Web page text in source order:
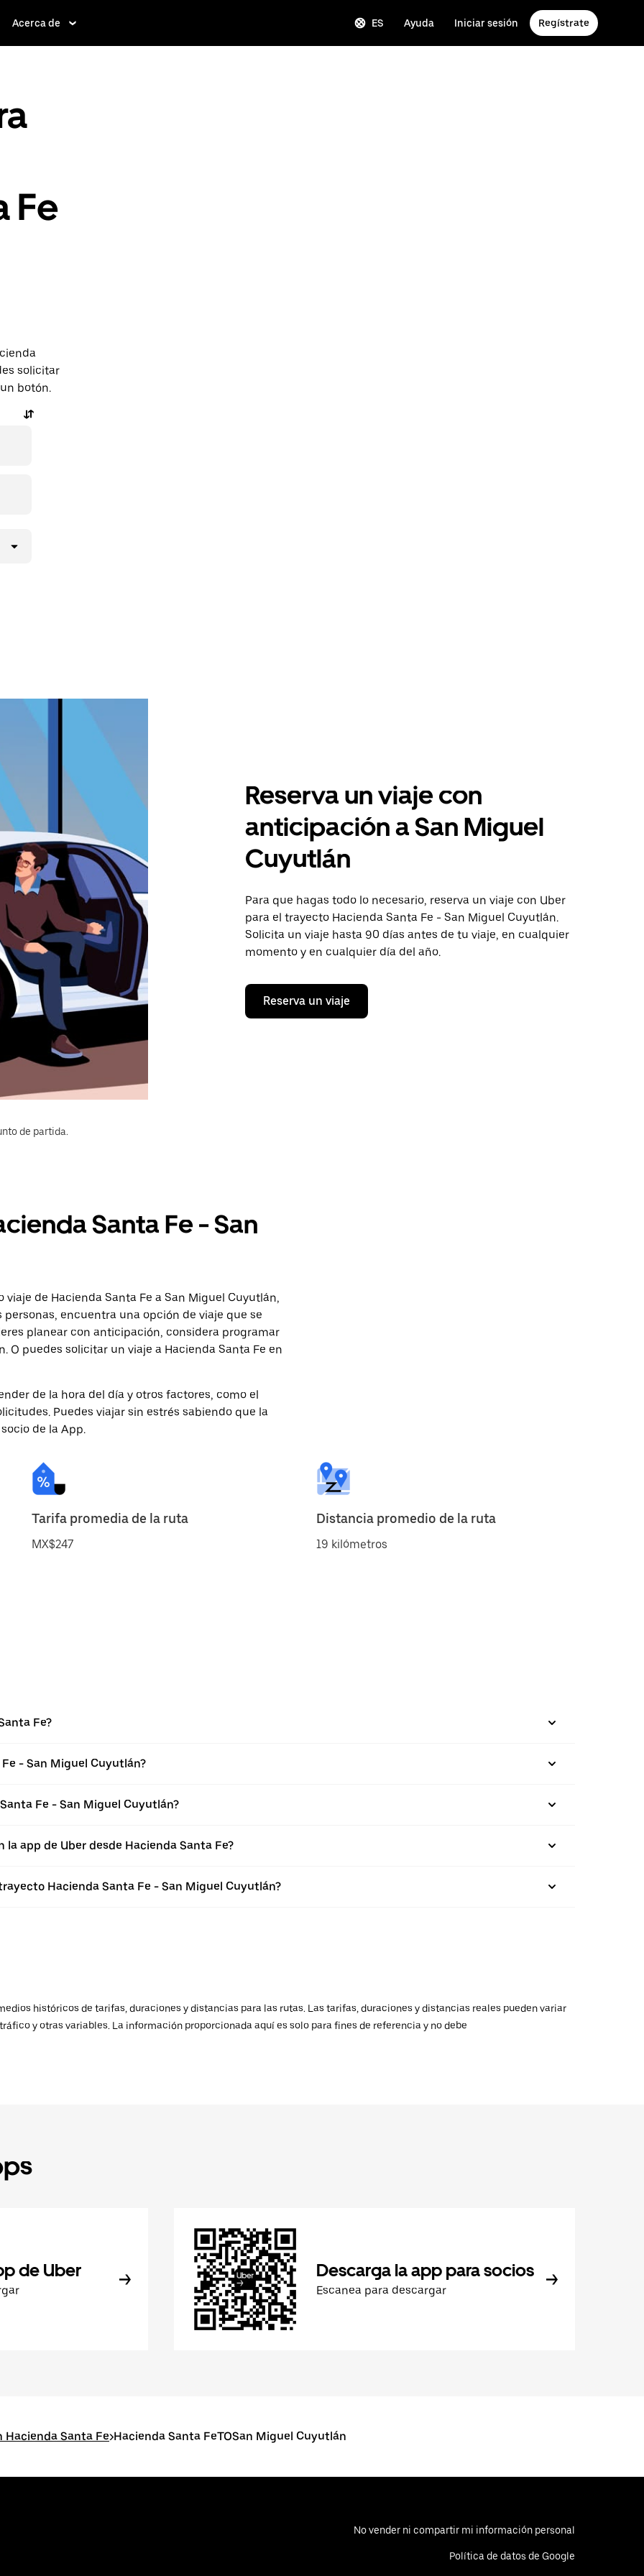
Acerca de ES Ayuda Iniciar sesión Regístrate
Fe
solicitar
botón.
Reserva un viaje con
anticipación a San Miguel
Cuyutlán
Para que hagas todo lo necesario, reserva un viaje con Uber
para el trayecto Hacienda Santa Fe - San Miguel Cuyutlán.
Solicita un viaje hasta 90 días antes de tu viaje, en cualquier
momento y en cualquier día del año.
Reserva un viaje
de partida.
Santa Fe - San
de Hacienda Santa Fe a San Miguel Cuyutlán,
encuentra una opción de viaje que se
planear con anticipación, considera programar
O puedes solicitar un viaje a Hacienda Santa Fe en
de la hora del día y otros factores, como el
Puedes viajar sin estrés sabiendo que la
de la App.
Tarifa promedia de la ruta
MX$247
Distancia promedio de la ruta
19 kilómetros
Fe?
- San Miguel Cuyutlán?
Fe - San Miguel Cuyutlán?
app de Uber desde Hacienda Santa Fe?
Hacienda Santa Fe - San Miguel Cuyutlán?
históricos de tarifas, duraciones y distancias para las rutas. Las tarifas, duraciones y distancias reales pueden variar
y otras variables. La información proporcionada aquí es solo para fines de referencia y no debe
de Uber Descarga la app para socios
Escanea para descargar
Hacienda Santa Fe>Hacienda Santa FeTOSan Miguel Cuyutlán
No vender ni compartir mi información personal
Política de datos de Google